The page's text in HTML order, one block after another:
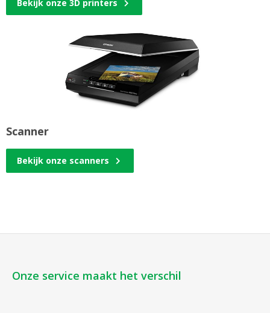
Bekijk onze 3D printers
Scanner
Bekijk onze scanners
Onze service maakt het verschil